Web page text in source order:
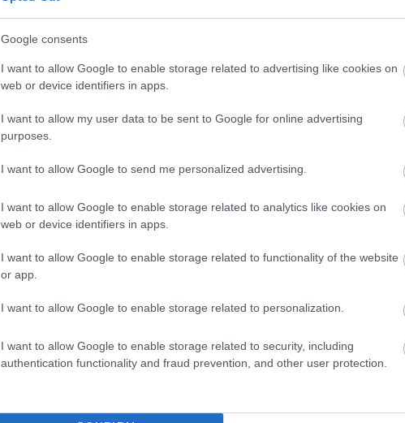
Google consents
I want to allow Google to enable storage related to advertising like cookies on
web or device identifiers in apps.
I want to allow my user data to be sent to Google for online advertising
purposes.
I want to allow Google to send me personalized advertising.
I want to allow Google to enable storage related to analytics like cookies on
web or device identifiers in apps.
I want to allow Google to enable storage related to functionality of the website
or app.
I want to allow Google to enable storage related to personalization.
I want to allow Google to enable storage related to security, including
authentication functionality and fraud prevention, and other user protection.
munkálatok (1)
palántanevelés (2)
(1) paradicsom
paradicsom
paradicsom
petúnia (2) petúnia
petúnia nevelés
polikarbonát
)
üvegház (1) póré ( 1
(
rebarbara
rebarbara recept
1)
red
répalégy
répa
(1) retek retek
retek termesztése
ültetése (1) rewena